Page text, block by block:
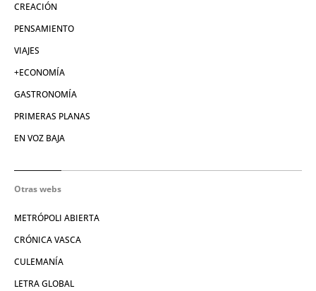
CREACIÓN
PENSAMIENTO
VIAJES
+ECONOMÍA
GASTRONOMÍA
PRIMERAS PLANAS
EN VOZ BAJA
Otras webs
METRÓPOLI ABIERTA
CRÓNICA VASCA
CULEMANÍA
LETRA GLOBAL